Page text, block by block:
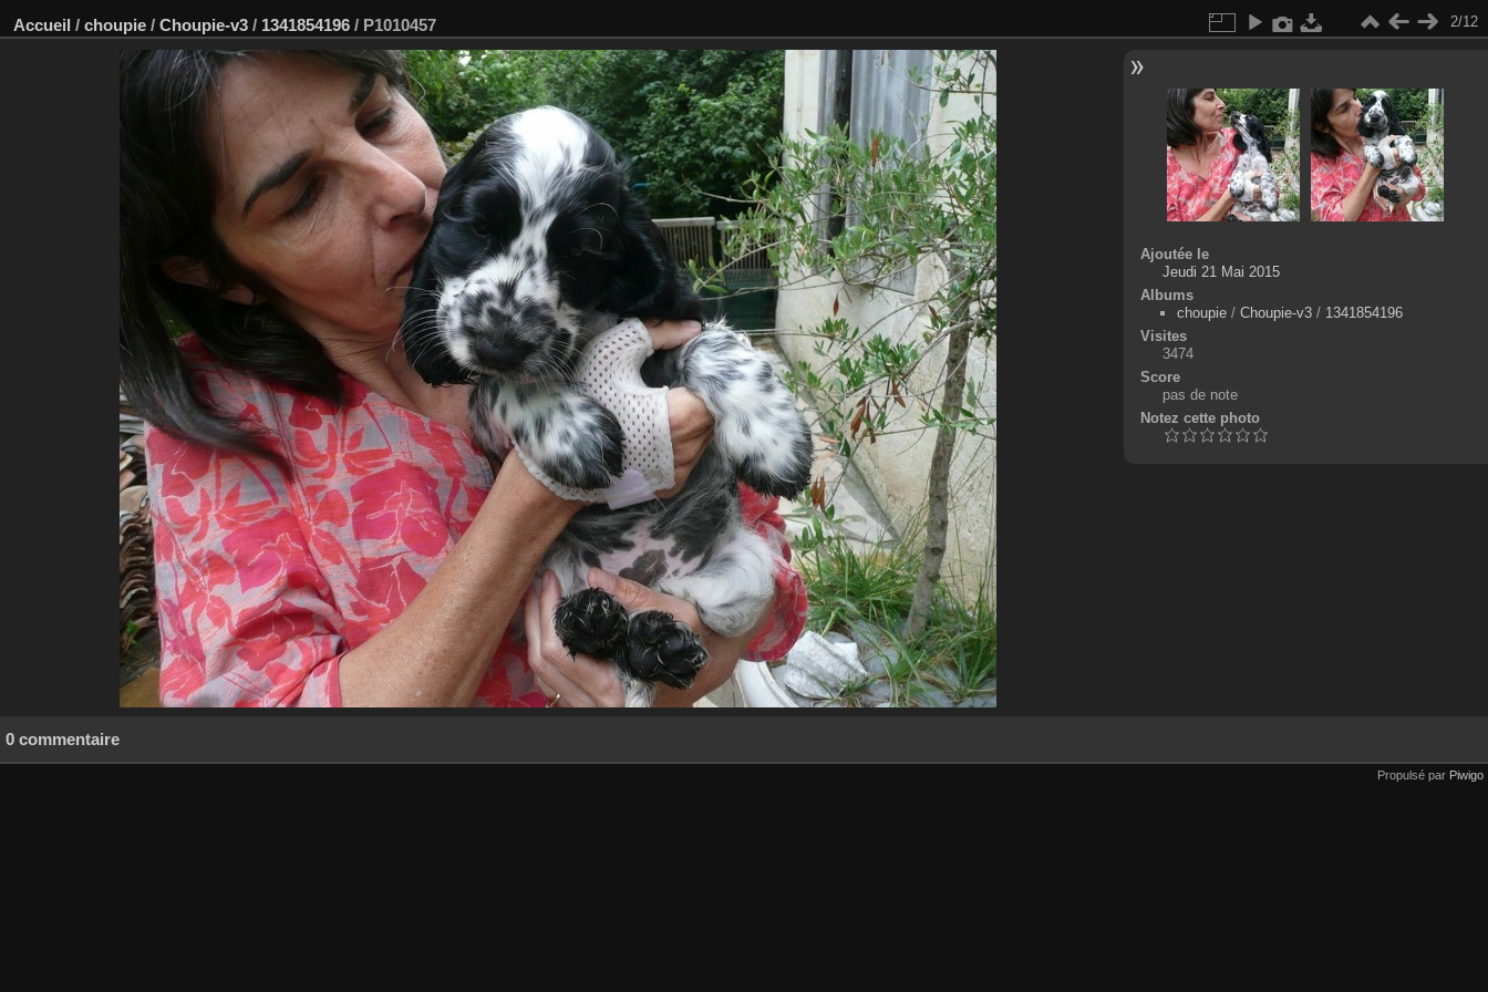
Accueil / choupie / Choupie-v3 / 1341854196 / P1010457 2/12
Ajoutée le
Jeudi 21 Mai 2015
Albums
choupie/ Choupie-v3/ 1341854196
Visites
3474
Score
pas de note
Notez cette photo
0 commentaire
Propulsé par Piwigo